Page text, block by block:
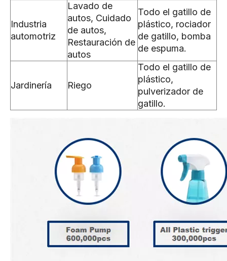
Industria
automotriz
Lavado de
autos, Cuidado
de autos,
Restauración de
autos
Todo el gatillo de
plástico, rociador
de gatillo, bomba
de espuma.
Jardinería Riego
Todo el gatillo de
plástico,
pulverizador de
gatillo.